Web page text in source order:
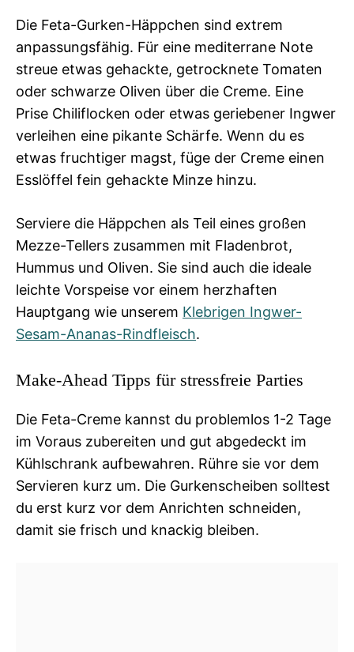
Die Feta-Gurken-Häppchen sind extrem
anpassungsfähig. Für eine mediterrane Note
streue etwas gehackte, getrocknete Tomaten
oder schwarze Oliven über die Creme. Eine
Prise Chiliflocken oder etwas geriebener Ingwer
verleihen eine pikante Schärfe. Wenn du es
etwas fruchtiger magst, füge der Creme einen
Esslöffel fein gehackte Minze hinzu.
Serviere die Häppchen als Teil eines großen
Mezze-Tellers zusammen mit Fladenbrot,
Hummus und Oliven. Sie sind auch die ideale
leichte Vorspeise vor einem herzhaften
Hauptgang wie unserem Klebrigen Ingwer-
Sesam-Ananas-Rindfleisch.
Make-Ahead Tipps für stressfreie Parties
Die Feta-Creme kannst du problemlos 1-2 Tage
im Voraus zubereiten und gut abgedeckt im
Kühlschrank aufbewahren. Rühre sie vor dem
Servieren kurz um. Die Gurkenscheiben solltest
du erst kurz vor dem Anrichten schneiden,
damit sie frisch und knackig bleiben.